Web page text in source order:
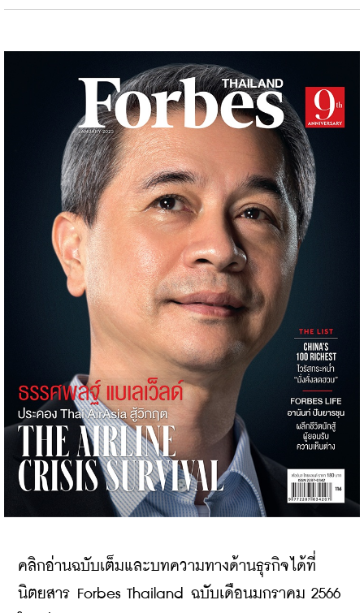
คลิกอ่านฉบับเต็มและบทความทางด้านธุรกิจได้ที่
นิตยสาร Forbes Thailand ฉบับเดือนมกราคม 2566